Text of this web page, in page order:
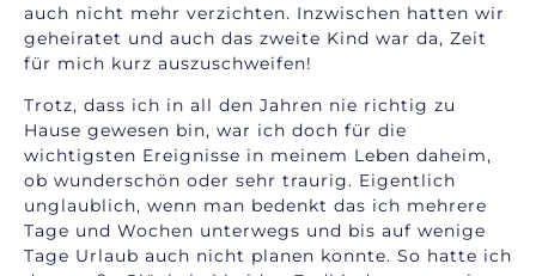
auch nicht mehr verzichten. Inzwischen hatten wir
geheiratet und auch das zweite Kind war da, Zeit
für mich kurz auszuschweifen!
Trotz, dass ich in all den Jahren nie richtig zu
Hause gewesen bin, war ich doch für die
wichtigsten Ereignisse in meinem Leben daheim,
ob wunderschön oder sehr traurig. Eigentlich
unglaublich, wenn man bedenkt das ich mehrere
Tage und Wochen unterwegs und bis auf wenige
Tage Urlaub auch nicht planen konnte. So hatte ich